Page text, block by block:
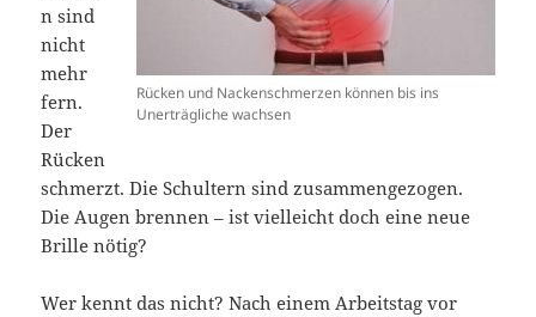
Rücken und Nackenschmerzen können bis ins
Unerträgliche wachsen
n sind
nicht
mehr
fern.
Der
Rücken
schmerzt. Die Schultern sind zusammengezogen.
Die Augen brennen – ist vielleicht doch eine neue
Brille nötig?
Wer kennt das nicht? Nach einem Arbeitstag vor